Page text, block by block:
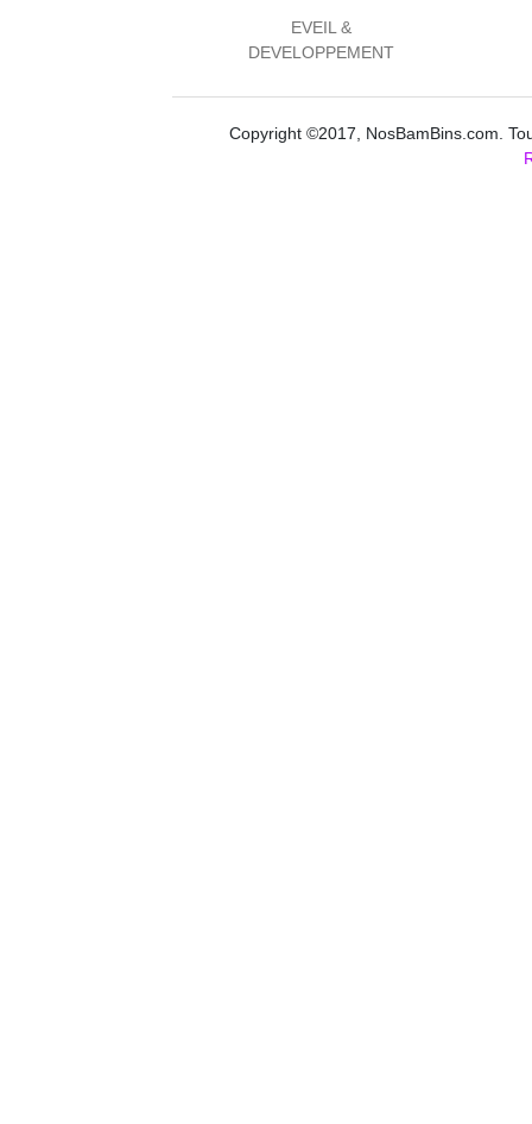
EVEIL &
DEVELOPPEMENT
Copyright ©2017, NosBamBins.com.